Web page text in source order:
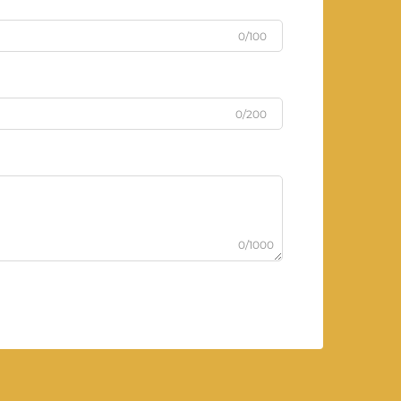
0/100
0/200
0/1000